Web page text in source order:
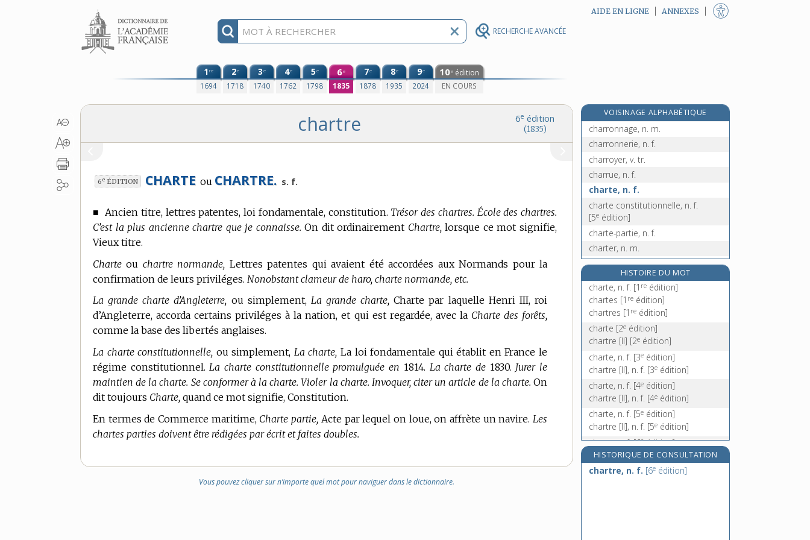
RECHERCHE AVANCÉE
Aller au contenu AIDE EN LIGNE ANNEXES
1re
1694
2e
1718
3e
1740
4e
1762
5e
1798
6e
1835
7e
1878
8e
1935
9e
2024
10e édition
EN COURS
6e édition
(1835)
chartre
6e ÉDITION CHARTE ou CHARTRE. s. f.
■ Ancien titre, lettres patentes, loi fondamentale, constitution. Trésor des chartres. École des chartres.
C’est la plus ancienne chartre que je connaisse. On dit ordinairement Chartre, lorsque ce mot signifie,
Vieux titre.
Charte ou chartre normande, Lettres patentes qui avaient été accordées aux Normands pour la
confirmation de leurs priviléges. Nonobstant clameur de haro, charte normande, etc.
La grande charte d’Angleterre, ou simplement, La grande charte, Charte par laquelle Henri III, roi
d’Angleterre, accorda certains priviléges à la nation, et qui est regardée, avec la Charte des forêts,
comme la base des libertés anglaises.
La charte constitutionnelle, ou simplement, La charte, La loi fondamentale qui établit en France le
régime constitutionnel. La charte constitutionnelle promulguée en 1814. La charte de1830. Jurer le
maintien de la charte. Se conformer à la charte. Violer la charte. Invoquer, citer un article de la charte. On
dit toujours Charte, quand ce mot signifie, Constitution.
En termes de Commerce maritime, Charte partie, Acte par lequel on loue, on affrète un navire. Les
chartes parties doivent être rédigées par écrit et faites doubles.
Vous pouvez cliquer sur n’importe quel mot pour naviguer dans le dictionnaire.
VOISINAGE ALPHABÉTIQUE
charron, n. m.
charronnage, n. m.
charronnerie, n. f.
charroyer, v. tr.
charrue, n. f.
charte, n. f.
charte constitutionnelle, n. f.
[5e édition]
charte-partie, n. f.
charter, n. m.
chartiste, n.
chartre [I], n. f.
chartre [II], n. f.[7eédition]
chartreuse, n. f.
chartreux, -euse, n.
chartrier, n. m.
HISTOIRE DU MOT
charte, n. f. [1 re édition]
chartes [1 re édition]
chartres [1 re édition]
charte [2e édition]
chartre [II] [2e édition]
charte, n. f. [3e édition]
chartre [II], n. f. [3e édition]
charte, n. f. [4e édition]
chartre [II], n. f. [4e édition]
charte, n. f. [5e édition]
chartre [II], n. f. [5e édition]
charte, n. f.[6eédition]
chartre, n. f. [6e édition]
charte, n. f.[7 édition]
HISTORIQUE DE CONSULTATION
chartre, n. f. [6e édition]